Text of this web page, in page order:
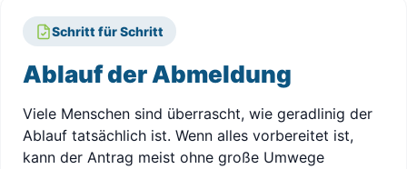
Schritt für Schritt
Ablauf der Abmeldung
Viele Menschen sind überrascht, wie geradlinig der
Ablauf tatsächlich ist. Wenn alles vorbereitet ist,
kann der Antrag meist ohne große Umwege